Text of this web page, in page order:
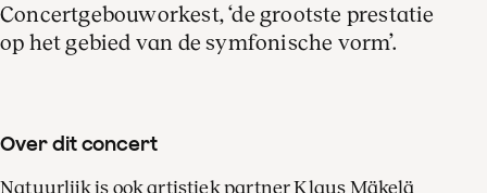
Concertgebouworkest, ‘de grootste prestatie
op het gebied van de symfonische vorm’.
Over dit concert
Natuurlijk is ook artistiek partner Klaus Mäkelä